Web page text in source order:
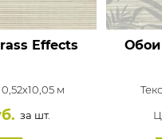
Effects
м
за шт.
Обои